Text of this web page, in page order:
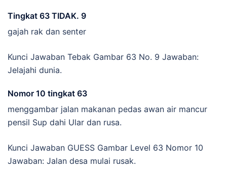
Tingkat 63 TIDAK. 9
gajah rak dan senter
Kunci Jawaban Tebak Gambar 63 No. 9 Jawaban:
Jelajahi dunia.
Nomor 10 tingkat 63
menggambar jalan makanan pedas awan air mancur
pensil Sup dahi Ular dan rusa.
Kunci Jawaban GUESS Gambar Level 63 Nomor 10
Jawaban: Jalan desa mulai rusak.